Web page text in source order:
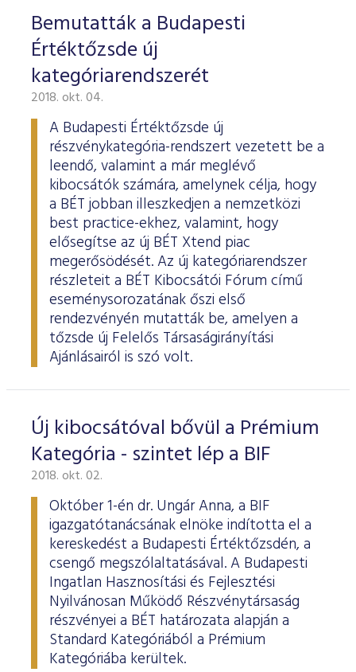
Bemutatták a Budapesti
Értéktőzsde új
kategóriarendszerét
2018. okt. 04.
A Budapesti Értéktőzsde új
részvénykategória-rendszert vezetett be a
leendő, valamint a már meglévő
kibocsátók számára, amelynek célja, hogy
a BÉT jobban illeszkedjen a nemzetközi
best practice-ekhez, valamint, hogy
elősegítse az új BÉT Xtend piac
megerősödését. Az új kategóriarendszer
részleteit a BÉT Kibocsátói Fórum című
eseménysorozatának őszi első
rendezvényén mutatták be, amelyen a
tőzsde új Felelős Társaságirányítási
Ajánlásairól is szó volt.
Új kibocsátóval bővül a Prémium
Kategória - szintet lép a BIF
2018. okt. 02.
Október 1-én dr. Ungár Anna, a BIF
igazgatótanácsának elnöke indította el a
kereskedést a Budapesti Értéktőzsdén, a
csengő megszólaltatásával. A Budapesti
Ingatlan Hasznosítási és Fejlesztési
Nyilvánosan Működő Részvénytársaság
részvényei a BÉT határozata alapján a
Standard Kategóriából a Prémium
Kategóriába kerültek.